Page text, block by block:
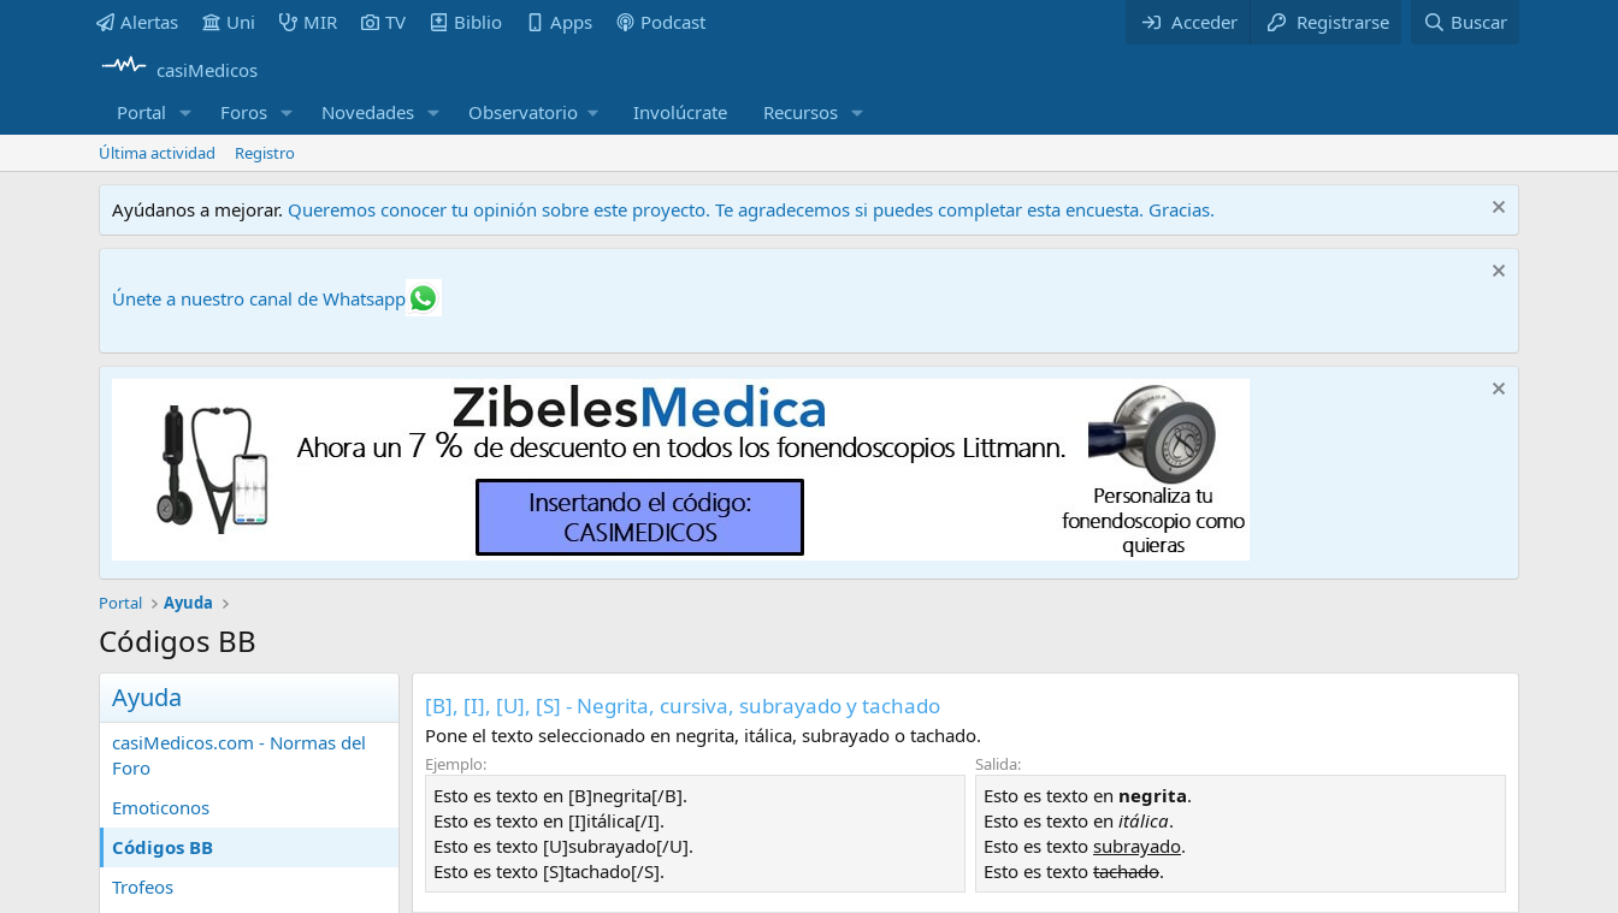
Alertas Uni MIR TV Biblio Apps Podcast Acceder Registrarse
Buscar
casiMedicos
Portal
Foros Novedades Observatorio Involúcrate Recursos
Última actividad Registro
Ayúdanos a mejorar. Queremos conocer tu opinión sobre este proyecto. Te agradecemos si puedes completar esta encuesta. Gracias.
Únete a nuestro canal de Whatsapp
Portal Ayuda
Códigos BB
Ayuda
casiMedicos.com - Normas del
Foro
Emoticonos
Códigos BB
Trofeos
[B], [I], [U], [S] - Negrita, cursiva, subrayado y tachado
Pone el texto seleccionado en negrita, itálica, subrayado o tachado.
Ejemplo:
Esto es texto en [B]negrita[/B].
Esto es texto en [I]itálica[/I].
Esto es texto [U]subrayado[/U].
Esto es texto [S]tachado[/S].
Salida:
Esto es texto en negrita.
Esto es texto en itálica.
Esto es texto subrayado.
Esto es texto tachado.